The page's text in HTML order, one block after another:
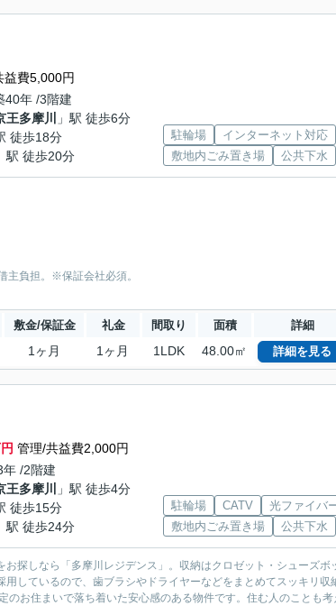
益費5,000円
40年 /3階建
王多摩川
」駅 徒歩6分
徒歩18分
駅 徒歩20分
駐輪場
インターネット対応
敷地内ごみ置き場
公共下水
主負担。※保証会社必須。
敷金/保証金 礼金 間取り 面積 詳細
1ヶ月 1ヶ月 1LDK 48.00㎡ 詳細を見る
管理/共益費2,000円
/2階建
王多摩川
」駅 徒歩4分
徒歩15分
駅 徒歩24分
駐輪場 CATV
光ファイバ
敷地内ごみ置き場
公共下水
探しなら「多摩川レジデンス」。収納はクロゼット・シューズボ
しているので、歯ブラシやドライヤーなどをまとめてスッキリ収
お住まいで落ち着いた安心感のある物件です。住む人のことも考